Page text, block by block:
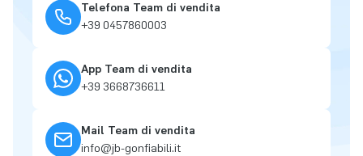
Telefona Team di vendita
+39 0457860003
App Team di vendita
+39 3668736611
Mail Team di vendita
info@jb-gonfiabili.it